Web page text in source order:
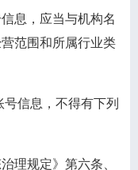
息，应当与机构名
范围和所属行业类
信息，不得有下列
理规定》第六条、